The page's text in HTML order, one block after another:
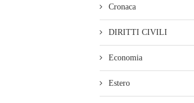
Cronaca
DIRITTI CIVILI
Economia
Estero